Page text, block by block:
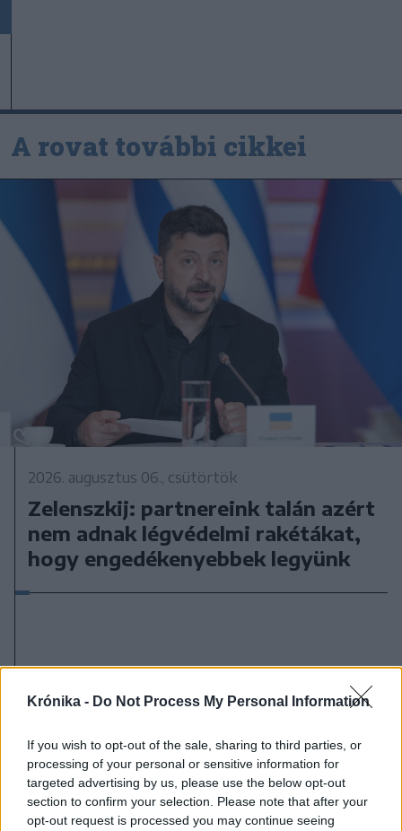
Krónika - Do Not Process My Personal Information
If you wish to opt-out of the sale, sharing to third parties, or
processing of your personal or sensitive information for
targeted advertising by us, please use the below opt-out
section to confirm your selection. Please note that after your
opt-out request is processed you may continue seeing
A rovat további cikkei
2026. augusztus 06., csütörtök
Zelenszkij: partnereink talán azért
nem adnak légvédelmi rakétákat,
hogy engedékenyebbek legyünk